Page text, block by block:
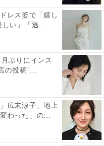
レス姿で「嬉し
い」「透...
ぶりにインス
の投稿”...
広末涼子、地上
わった」の...